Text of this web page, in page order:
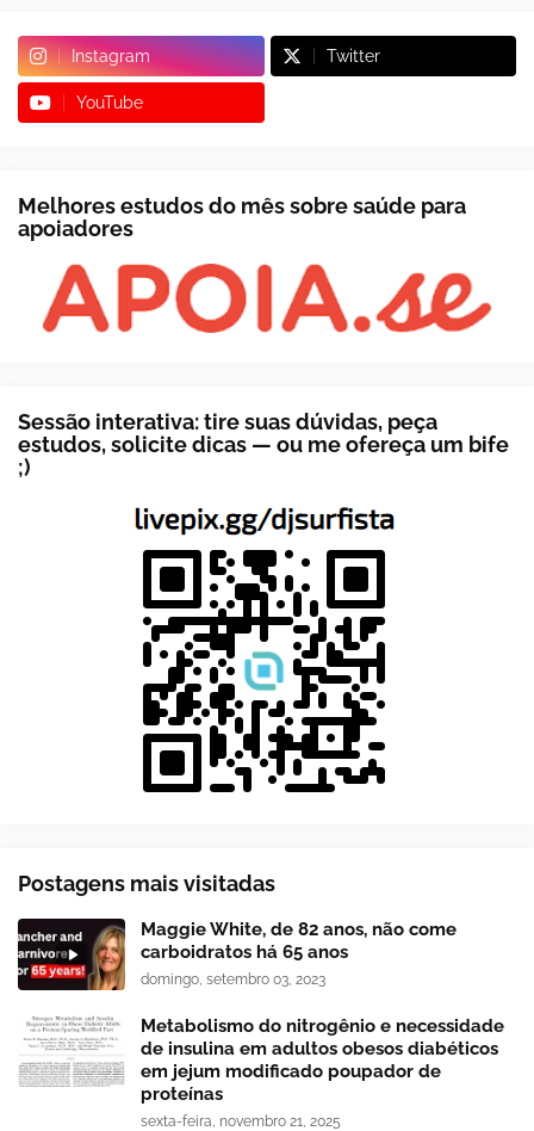
Instagram Twitter
YouTube
Melhores estudos do mês sobre saúde para
apoiadores
Sessão interativa: tire suas dúvidas, peça
estudos, solicite dicas — ou me ofereça um bife
;)
Postagens mais visitadas
Maggie White, de 82 anos, não come
carboidratos há 65 anos
domingo, setembro 03, 2023
Metabolismo do nitrogênio e necessidade
de insulina em adultos obesos diabéticos
em jejum modificado poupador de
proteínas
sexta-feira, novembro 21, 2025